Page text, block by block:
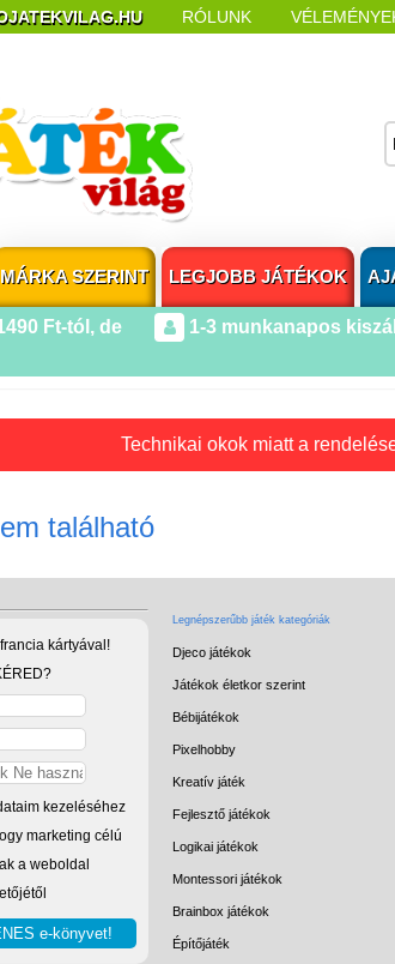
RÓLUNK
MÁRKA SZERINT LEGJOBB JÁTÉKOK
Ft-tól, de
1-3 munkanapos
Technikai okok miatt a
található
kártyával!
kezeléséhez
marketing célú
a weboldal
Legnépszerűbb játék kategóriák
Djeco játékok
Játékok életkor szerint
Bébijátékok
Pixelhobby
Kreatív játék
Fejlesztő játékok
Logikai játékok
Montessori játékok
Brainbox játékok
Építőjáték